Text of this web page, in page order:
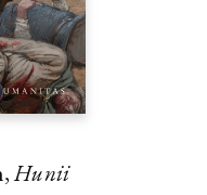
Hunii